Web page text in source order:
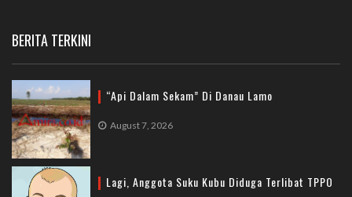
BERITA TERKINI
“Api Dalam Sekam” Di Danau Lamo
August 7, 2026
Lagi, Anggota Suku Kubu Diduga Terlibat TPPO